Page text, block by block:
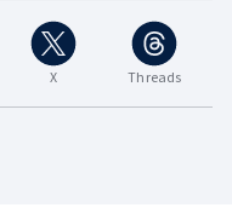
X Threads